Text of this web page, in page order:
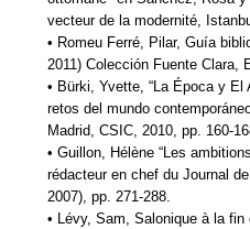
vecteur de la modernité,
• Romeu Ferré, Pilar, Guía
2011) Colección Fuente Clara,
• Bürki, Yvette, “La Época y
retos del mundo
Madrid, CSIC, 2010, pp. 160-
• Guillon, Hélène “Les
rédacteur en chef du Journal
2007), pp. 271-288.
• Lévy, Sam, Salonique à la